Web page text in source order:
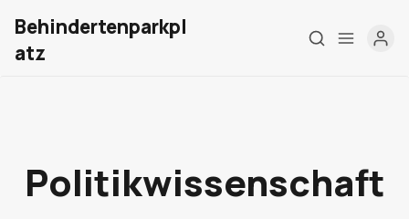
Meine Firma
Behindertenparkpl
atz
Politikwissenschaft